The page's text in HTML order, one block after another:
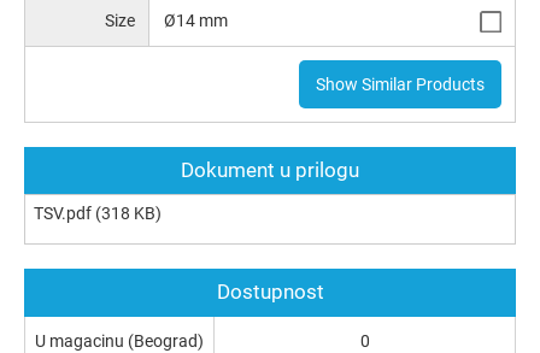
Size Ø14 mm
Show Similar Products
Dokument u prilogu
TSV.pdf (318 KB)
Dostupnost
U magacinu (Beograd) 0